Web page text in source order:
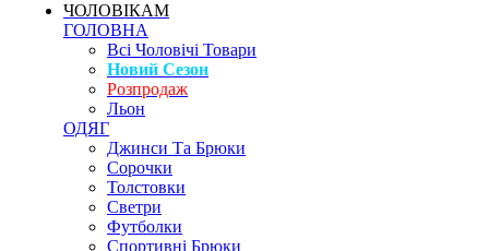
ЧОЛОВІКАМ
ГОЛОВНА
Всі Чоловічі Товари
Новий Сезон
Розпродаж
Льон
ОДЯГ
Джинси Та Брюки
Сорочки
Толстовки
Светри
Футболки
Спортивні Брюки